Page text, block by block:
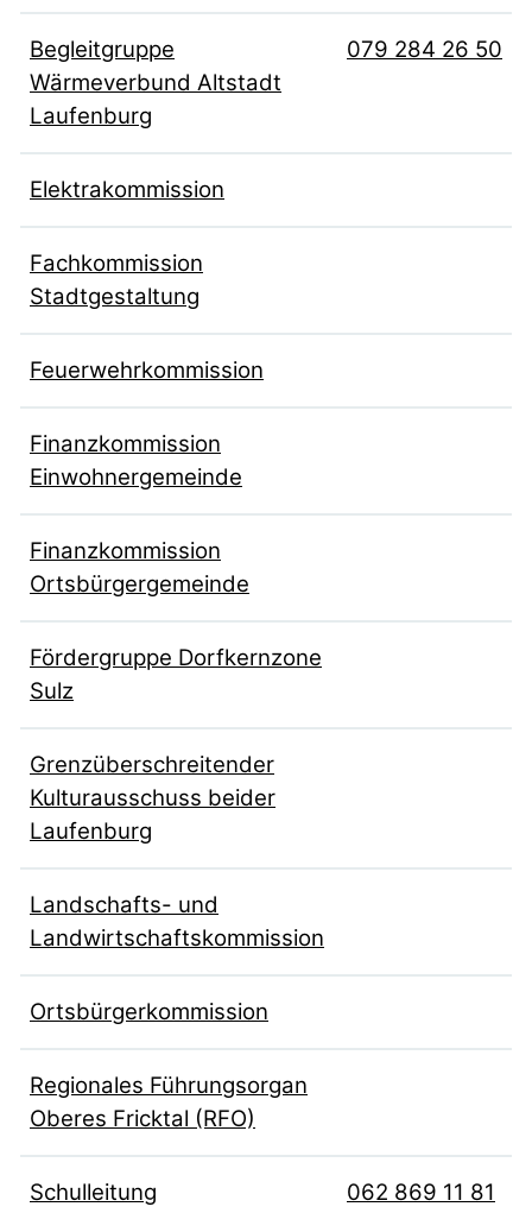
Begleitgruppe
Wärmeverbund Altstadt
Laufenburg
079 284 26 50
Elektrakommission
Fachkommission
Stadtgestaltung
Feuerwehrkommission
Finanzkommission
Einwohnergemeinde
Finanzkommission
Ortsbürgergemeinde
Fördergruppe Dorfkernzone
Sulz
Grenzüberschreitender
Kulturausschuss beider
Laufenburg
Landschafts- und
Landwirtschaftskommission
Ortsbürgerkommission
Regionales Führungsorgan
Oberes Fricktal (RFO)
Schulleitung 062 869 11 81